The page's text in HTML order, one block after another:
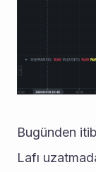
Bugünden
Lafı